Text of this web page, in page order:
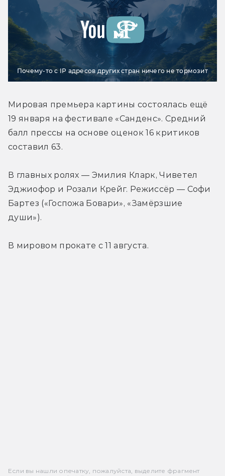
Почему-то с IP адресов других стран ничего не тормозит
Мировая премьера картины состоялась ещё
19 января на фестивале «Санденс». Средний
балл прессы на основе оценок 16 критиков
составил 63.
В главных ролях — Эмилия Кларк, Чиветел
Эджиофор и Розали Крейг. Режиссёр — Софи
Бартез («Госпожа Бовари», «Замёрзшие
души»).
В мировом прокате с 11 августа.
Если вы нашли опечатку, пожалуйста, выделите фрагмент